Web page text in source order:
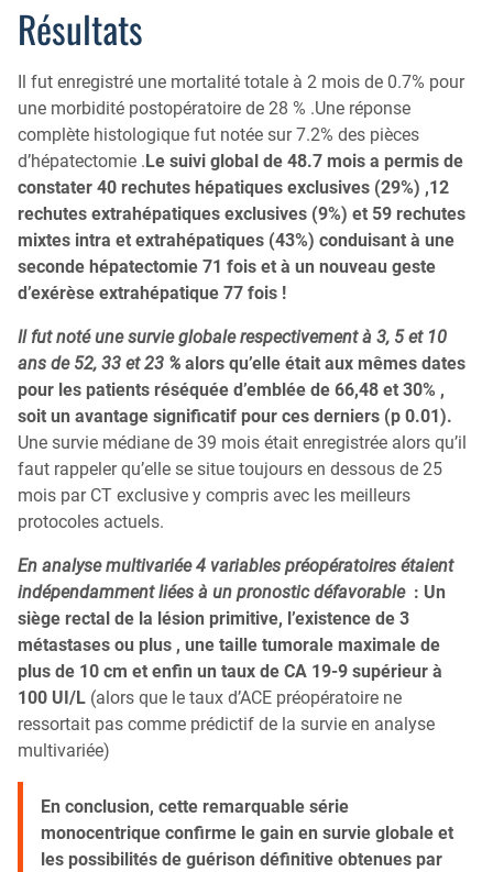
Résultats
Il fut enregistré une mortalité totale à 2 mois de 0.7% pour
une morbidité postopératoire de 28 % .Une réponse
complète histologique fut notée sur 7.2% des pièces
d’hépatectomie .Le suivi global de 48.7 mois a permis de
constater 40 rechutes hépatiques exclusives (29%) ,12
rechutes extrahépatiques exclusives (9%) et 59 rechutes
mixtes intra et extrahépatiques (43%) conduisant à une
seconde hépatectomie 71 fois et à un nouveau geste
d’exérèse extrahépatique 77 fois !
Il fut noté une survie globale respectivement à 3, 5 et 10
ans de 52, 33 et 23 % alors qu’elle était aux mêmes dates
pour les patients réséquée d’emblée de 66,48 et 30% ,
soit un avantage significatif pour ces derniers (p 0.01).
Une survie médiane de 39 mois était enregistrée alors qu’il
faut rappeler qu’elle se situe toujours en dessous de 25
mois par CT exclusive y compris avec les meilleurs
protocoles actuels.
En analyse multivariée 4 variables préopératoires étaient
indépendamment liées à un pronostic défavorable: Un
siège rectal de la lésion primitive, l’existence de 3
métastases ou plus , une taille tumorale maximale de
plus de 10 cm et enfin un taux de CA 19-9 supérieur à
100 UI/L (alors que le taux d’ACE préopératoire ne
ressortait pas comme prédictif de la survie en analyse
multivariée)
En conclusion, cette remarquable série
monocentrique confirme le gain en survie globale et
les possibilités de guérison définitive obtenues par